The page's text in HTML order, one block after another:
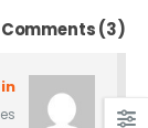
Comments (3)